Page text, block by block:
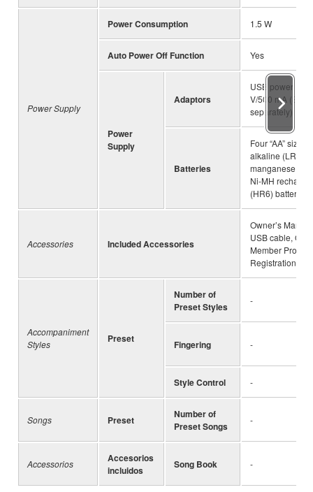
Power Supply
Power Consumption 1.5 W
Auto Power Off Function Yes
Power
Supply
Adaptors
USB power
V/500 mA (Sold
separately)
Batteries
Four “AA” size
alkaline (LR6),
manganese
Ni-MH
(HR6) batteries
Accessories Included Accessories
Owner’s
USB cable,
Member Product
Registration
Accompaniment
Styles
Preset
Number of
Preset Styles
-
Fingering -
Style Control -
Songs Preset
Number of
Preset Songs
-
Accessorios
Accesorios
incluidos
Song Book -